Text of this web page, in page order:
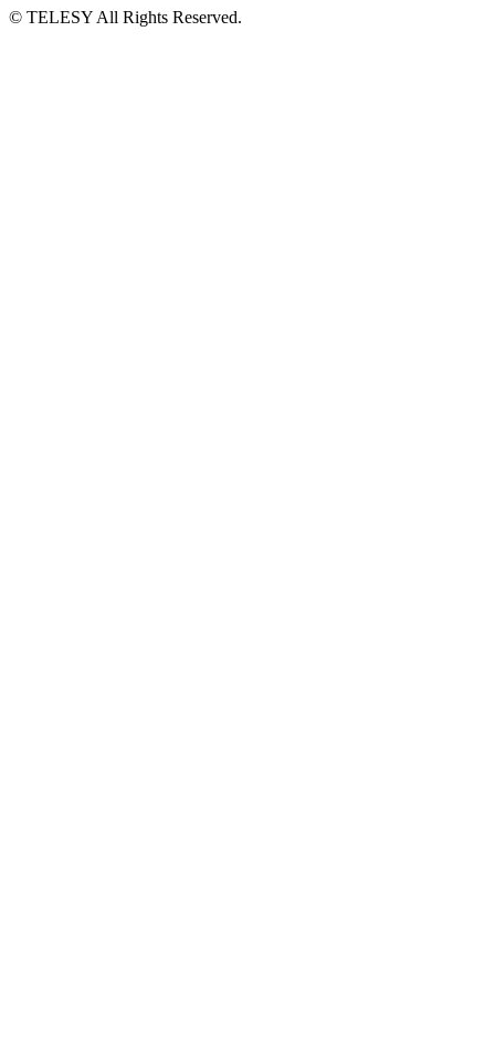
© TELESY All Rights Reserved.